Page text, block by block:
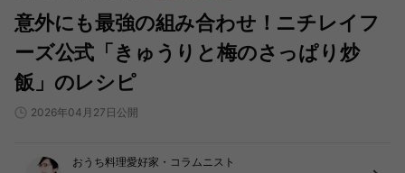
意外にも最強の組み合わせ！ニチレイフ
ーズ公式「きゅうりと梅のさっぱり炒
飯」のレシピ
2026年04月27日公開
おうち料理愛好家・コラムニスト